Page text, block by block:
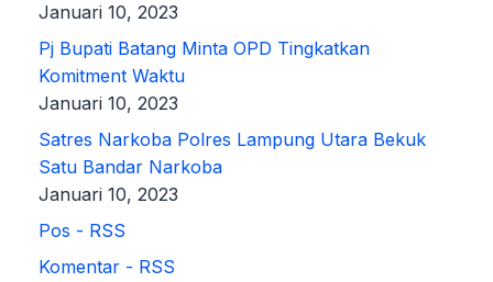
Januari 10, 2023
Pj Bupati Batang Minta OPD Tingkatkan
Komitment Waktu
Januari 10, 2023
Satres Narkoba Polres Lampung Utara Bekuk
Satu Bandar Narkoba
Januari 10, 2023
Pos - RSS
Komentar - RSS